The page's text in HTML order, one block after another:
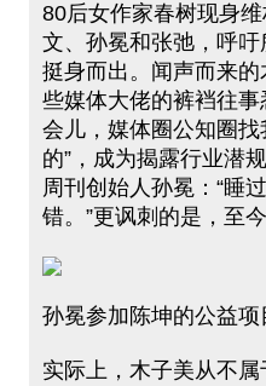
80后女作家春树现身
文、孙冕和张弛，呼
挺身而出。闻声而来
些媒体大佬的裤裆往
会儿，媒体圈公知圈
的”，成为揭露行业潜
周刊创始人孙冕：“睡
错。”更讽刺的是，至
孙冕参加陈坤的公益项
实际上，木子美从不